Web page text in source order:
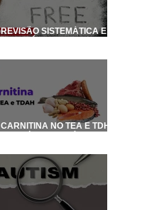
REVISÃO SISTEMÁTICA E
NO AUTISMO
CARNITINA NO TEA E TDHA